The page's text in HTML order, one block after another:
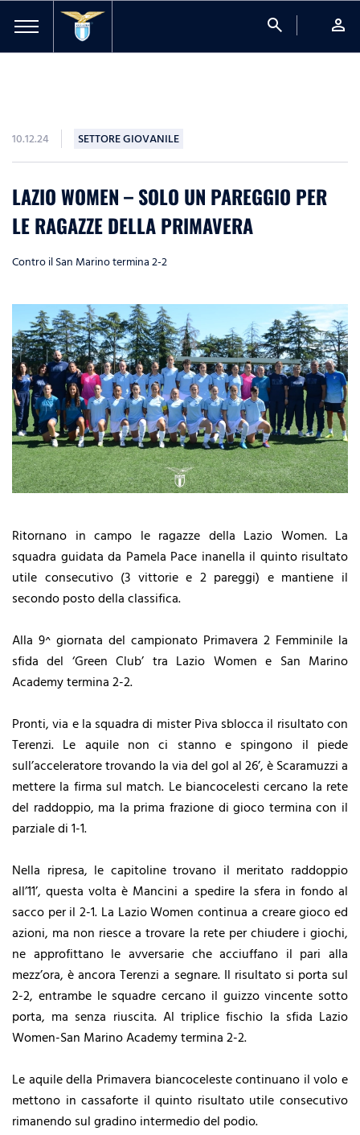
search person
10.12.24 SETTORE GIOVANILE
LAZIO WOMEN – SOLO UN PAREGGIO PER
LE RAGAZZE DELLA PRIMAVERA
Contro il San Marino termina 2-2
Ritornano in campo le ragazze della Lazio Women. La
squadra guidata da Pamela Pace inanella il quinto risultato
utile consecutivo (3 vittorie e 2 pareggi) e mantiene il
secondo posto della classifica.
Alla 9^ giornata del campionato Primavera 2 Femminile la
sfida del ‘Green Club’ tra Lazio Women e San Marino
Academy termina 2-2.
Pronti, via e la squadra di mister Piva sblocca il risultato con
Terenzi. Le aquile non ci stanno e spingono il piede
sull’acceleratore trovando la via del gol al 26’, è Scaramuzzi a
mettere la firma sul match. Le biancocelesti cercano la rete
del raddoppio, ma la prima frazione di gioco termina con il
parziale di 1-1.
Nella ripresa, le capitoline trovano il meritato raddoppio
all’11’, questa volta è Mancini a spedire la sfera in fondo al
sacco per il 2-1. La Lazio Women continua a creare gioco ed
azioni, ma non riesce a trovare la rete per chiudere i giochi,
ne approfittano le avversarie che acciuffano il pari alla
mezz’ora, è ancora Terenzi a segnare. Il risultato si porta sul
2-2, entrambe le squadre cercano il guizzo vincente sotto
porta, ma senza riuscita. Al triplice fischio la sfida Lazio
Women-San Marino Academy termina 2-2.
Le aquile della Primavera biancoceleste continuano il volo e
mettono in cassaforte il quinto risultato utile consecutivo
rimanendo sul gradino intermedio del podio.